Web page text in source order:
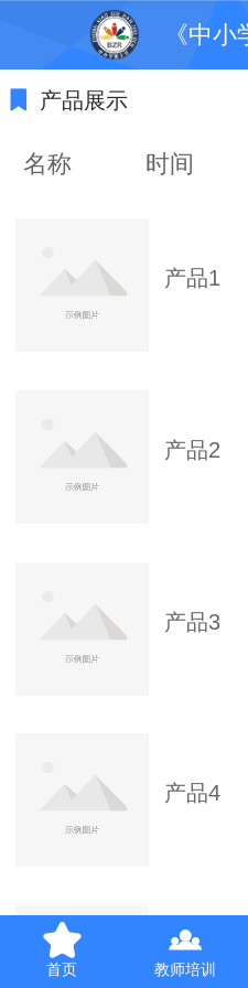
《中
产品展示
名称 时间
产品1
产品2
产品3
产品4
产品5
首页 教师培训